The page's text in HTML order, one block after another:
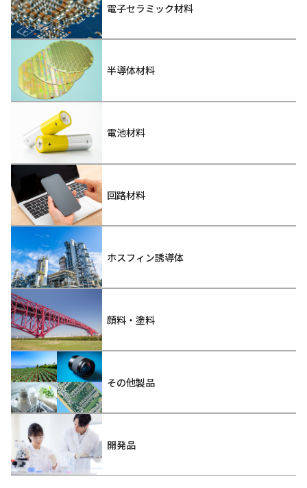
電子セラミック材料
半導体材料
電池材料
回路材料
ホスフィン誘導体
顔料・塗料
その他製品
開発品